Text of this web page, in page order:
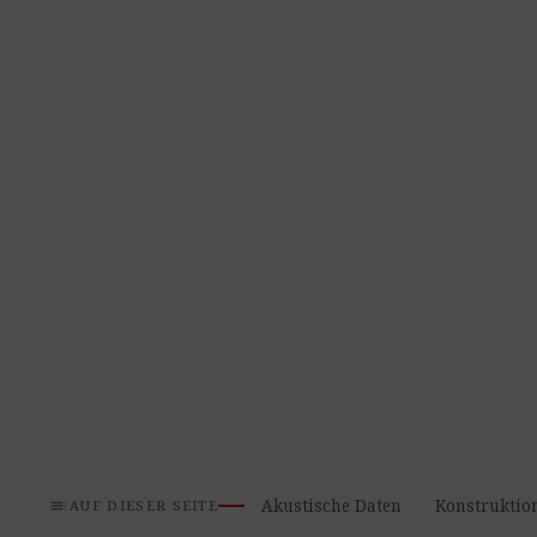
toc AUF DIESER SEITE Akustische Daten